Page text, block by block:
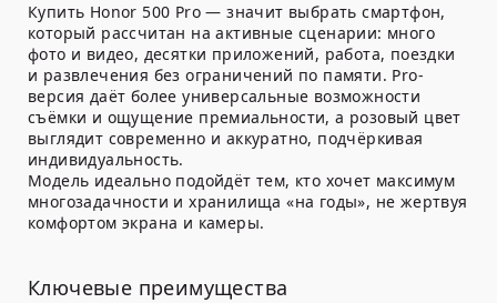
Купить Honor 500 Pro — значит выбрать смартфон,
который рассчитан на активные сценарии: много
фото и видео, десятки приложений, работа, поездки
и развлечения без ограничений по памяти. Pro-
версия даёт более универсальные возможности
съёмки и ощущение премиальности, а розовый цвет
выглядит современно и аккуратно, подчёркивая
индивидуальность.
Модель идеально подойдёт тем, кто хочет максимум
многозадачности и хранилища «на годы», не жертвуя
комфортом экрана и камеры.
Ключевые преимущества